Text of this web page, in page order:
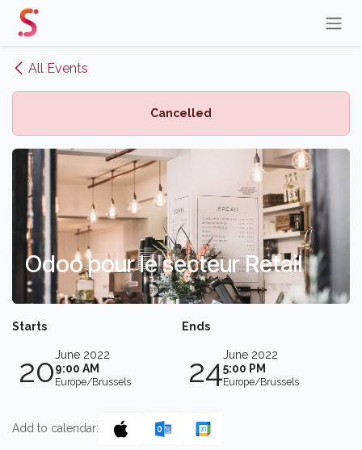
Skip to Content
All Events
Cancelled
Odoo pour le secteur Retail
Starts
20June 2022
9:00 AM
Europe/Brussels
Ends
24June 2022
5:00 PM
Europe/Brussels
Add to calendar: